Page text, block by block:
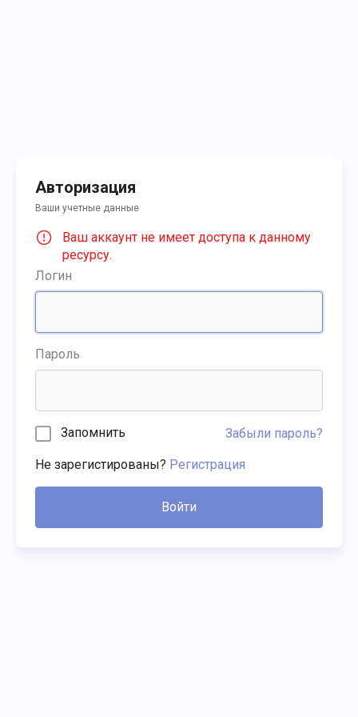
Авторизация
Ваши учетные данные
Ваш аккаунт не имеет доступа к данному
ресурсу.
Логин
Пароль
Запомнить Забыли пароль?
Не зарегистированы? Регистрация